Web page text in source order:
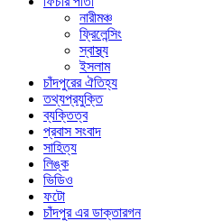
নারীমঞ্চ
ফ্রিলেন্সিং
স্বাস্থ্য
ইসলাম
চাঁদপুরের ঐতিহ্য
তথ্যপ্রযুক্তি
ব্যক্তিত্ব
প্রবাস সংবাদ
সাহিত্য
লিঙ্ক
ভিডিও
ফটো
চাঁদপুর এর ডাক্তারগন